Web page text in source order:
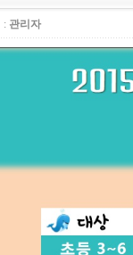
: 관리자